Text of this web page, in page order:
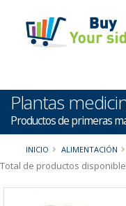
Plantas
Productos de primeras
INICIO ALIMENTACIÓN
Total de productos